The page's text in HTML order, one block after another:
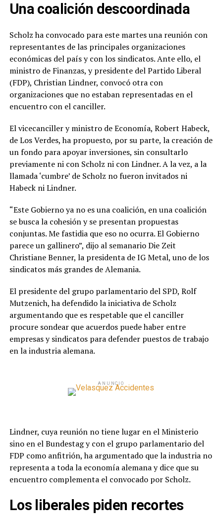
Una coalición descoordinada
Scholz ha convocado para este martes una reunión con
representantes de las principales organizaciones
económicas del país y con los sindicatos. Ante ello, el
ministro de Finanzas, y presidente del Partido Liberal
(FDP), Christian Lindner, convocó otra con
organizaciones que no estaban representadas en el
encuentro con el canciller.
El vicecanciller y ministro de Economía, Robert Habeck,
de Los Verdes, ha propuesto, por su parte, la creación de
un fondo para apoyar inversiones, sin consultarlo
previamente ni con Scholz ni con Lindner. A la vez, a la
llamada ‘cumbre’ de Scholz no fueron invitados ni
Habeck ni Lindner.
“Este Gobierno ya no es una coalición, en una coalición
se busca la cohesión y se presentan propuestas
conjuntas. Me fastidia que eso no ocurra. El Gobierno
parece un gallinero”, dijo al semanario Die Zeit
Christiane Benner, la presidenta de IG Metal, uno de los
sindicatos más grandes de Alemania.
El presidente del grupo parlamentario del SPD, Rolf
Mutzenich, ha defendido la iniciativa de Scholz
argumentando que es respetable que el canciller
procure sondear que acuerdos puede haber entre
empresas y sindicatos para defender puestos de trabajo
en la industria alemana.
ANUNCIO
Lindner, cuya reunión no tiene lugar en el Ministerio
sino en el Bundestag y con el grupo parlamentario del
FDP como anfitrión, ha argumentado que la industria no
representa a toda la economía alemana y dice que su
encuentro complementa el convocado por Scholz.
Los liberales piden recortes